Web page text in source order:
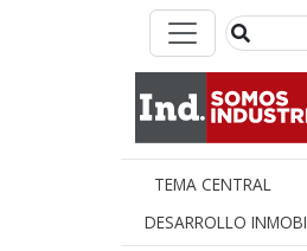
TEMA CENTRAL
DESARROLLO